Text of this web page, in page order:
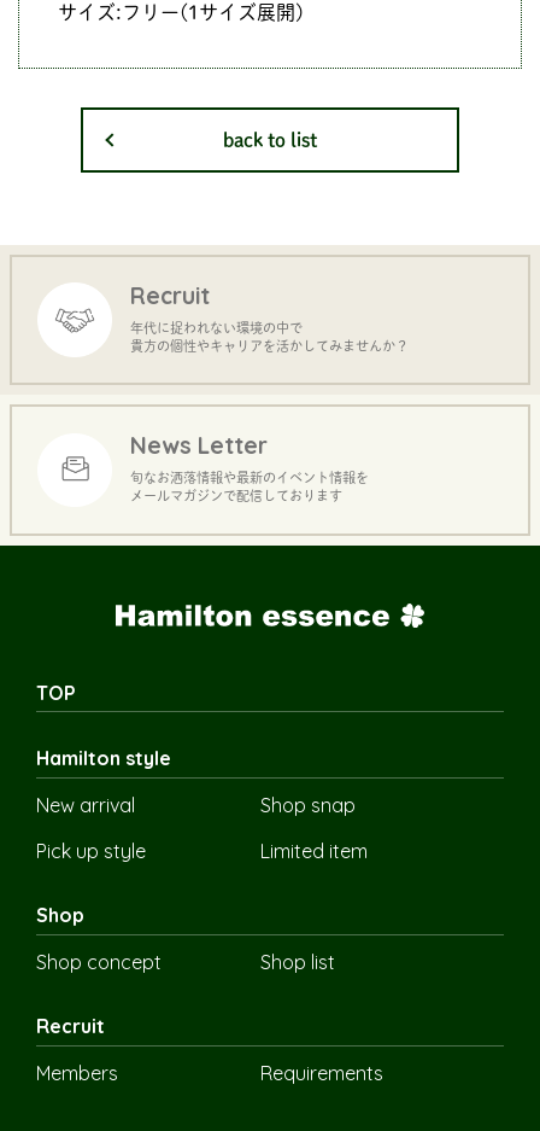
サイズ:フリー(1サイズ展開)
back to list
Recruit
年代に捉われない環境の中で
貴方の個性やキャリアを活かしてみませんか？
News Letter
旬なお洒落情報や最新のイベント情報を
メールマガジンで配信しております
TOP
Hamilton style
New arrival
Shop snap
Pick up style
Limited item
Shop
Shop concept
Shop list
Recruit
Members
Requirements